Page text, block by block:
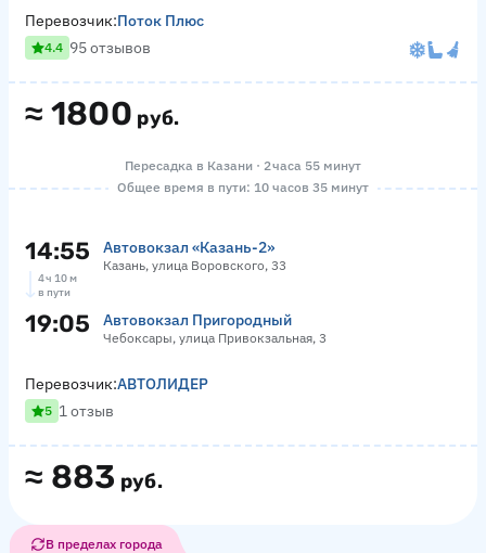
≈ 1800 руб.
Перевозчик:Поток Плюс
4.4 95 отзывов
Пересадка в Казани · 2 часа 55 минут
Общее время в пути: 10 часов 35 минут
14:55 Автовокзал «‎Казань-2»
Казань, улица Воровского, 33
4 ч 10 м
в пути
19:05 Автовокзал Пригородный
Чебоксары, улица Привокзальная, 3
≈ 883 руб.
Перевозчик:АВТОЛИДЕР
5 1 отзыв
В пределах города